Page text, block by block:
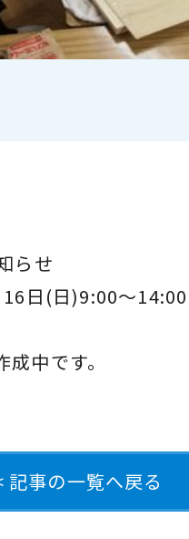
らせ
日(日)9:00～14:00
中です。
記事の一覧へ戻る